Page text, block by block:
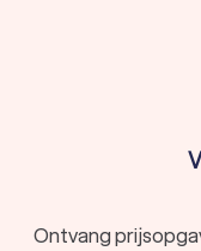
Ontvang